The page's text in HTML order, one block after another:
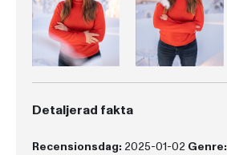
Detaljerad fakta
Recensionsdag: 2025-01-02 Genre: